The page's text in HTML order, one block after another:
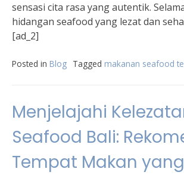
sensasi cita rasa yang autentik.
hidangan seafood yang lezat dan
[ad_2]
Posted in Blog Tagged makanan seafood
Menjelajahi
Seafood Bali:
Tempat Makan